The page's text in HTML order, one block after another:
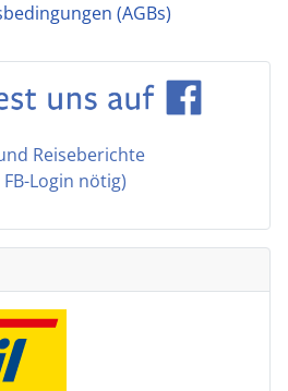
(AGBs)
Reiseberichte
Login nötig)